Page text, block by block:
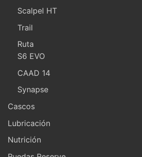
Scalpel HT
Trail
Ruta
S6 EVO
CAAD 14
Synapse
Cascos
Lubricación
Nutrición